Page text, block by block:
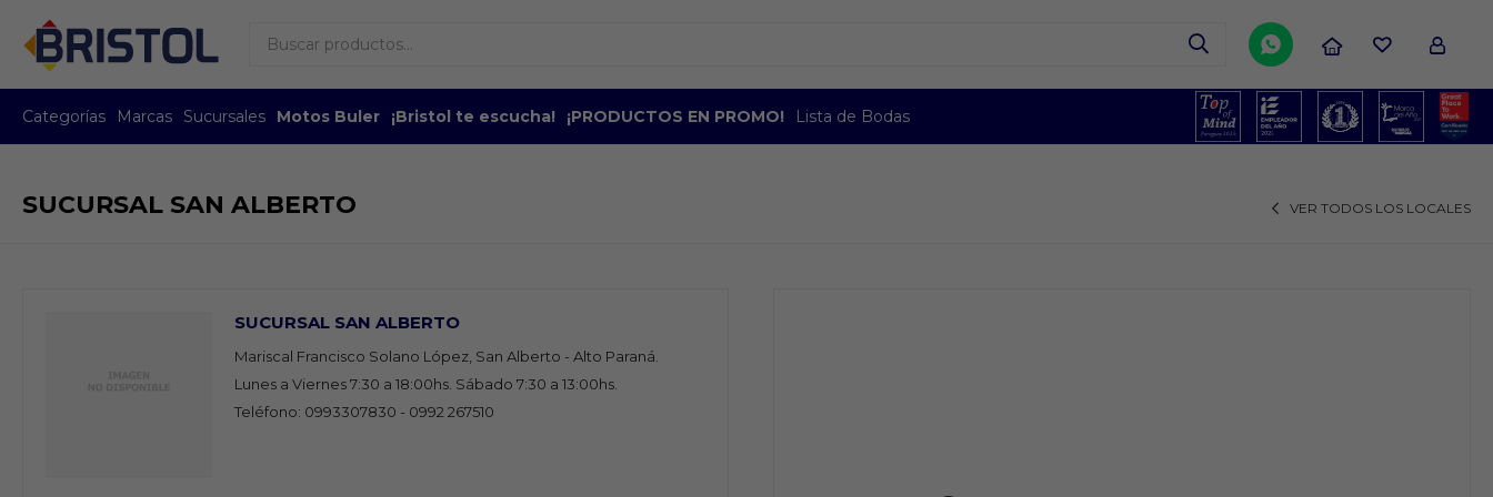
Categorías Marcas Sucursales Motos Buler ¡Bristol te escucha! ¡PRODUCTOS EN PROMO! Lista de Bodas

SUCURSAL SAN ALBERTO VER TODOS LOS LOCALES
SUCURSAL SAN ALBERTO
Mariscal Francisco Solano López, San Alberto - Alto Paraná.
Lunes a Viernes 7:30 a 18:00hs. Sábado 7:30 a 13:00hs.
Teléfono: 0993307830 - 0992 267510